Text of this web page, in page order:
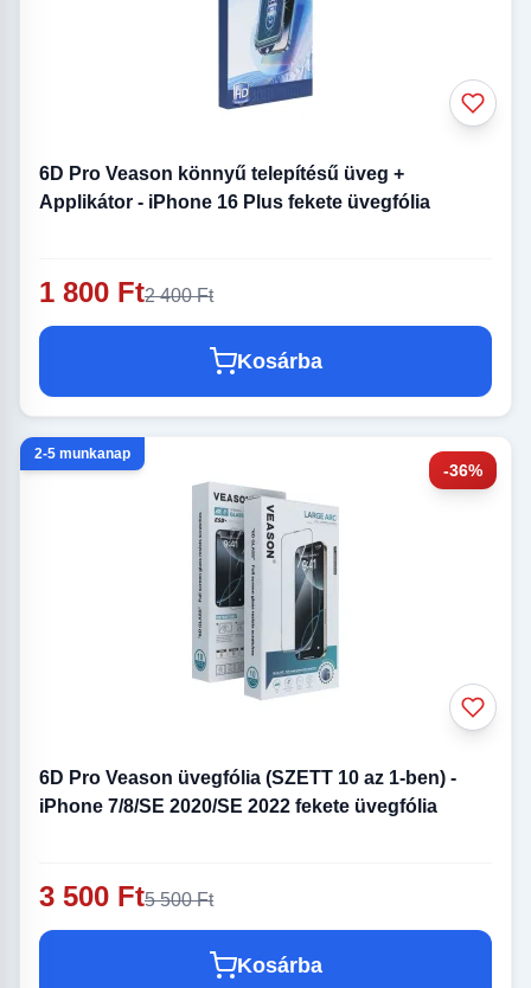
6D Pro Veason könnyű telepítésű üveg +
Applikátor - iPhone 16 Plus fekete üvegfólia
1 800 Ft2 400 Ft
Kosárba
-36%
2-5 munkanap
6D Pro Veason üvegfólia (SZETT 10 az 1-ben) -
iPhone 7/8/SE 2020/SE 2022 fekete üvegfólia
3 500 Ft5 500 Ft
Kosárba